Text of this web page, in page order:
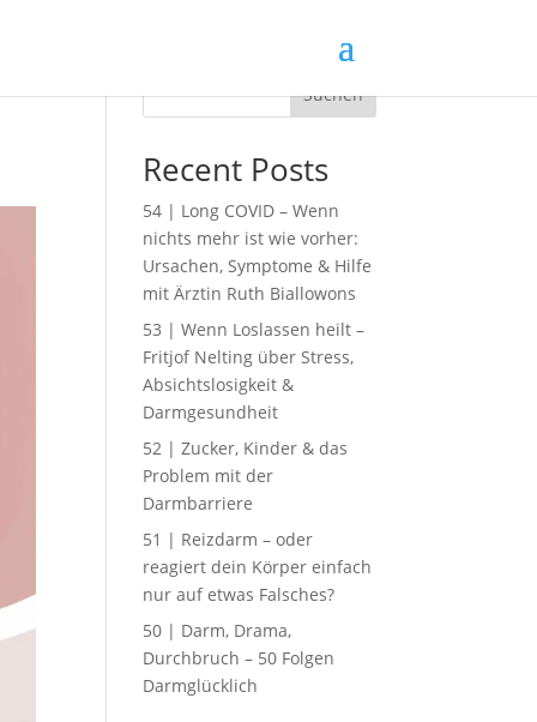
Suchen
Recent Posts
54 | Long COVID – Wenn
nichts mehr ist wie vorher:
Ursachen, Symptome & Hilfe
mit Ärztin Ruth Biallowons
53 | Wenn Loslassen heilt –
Fritjof Nelting über Stress,
Absichtslosigkeit &
Darmgesundheit
52 | Zucker, Kinder & das
Problem mit der
Darmbarriere
51 | Reizdarm – oder
reagiert dein Körper einfach
nur auf etwas Falsches?
50 | Darm, Drama,
Durchbruch – 50 Folgen
Darmglücklich